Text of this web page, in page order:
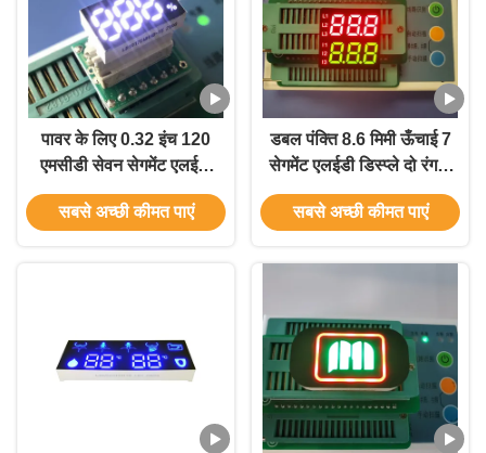
पावर के लिए 0.32 इंच 120
एमसीडी सेवन सेगमेंट एलईडी
डिस्प्ले आरओएचएस:
सबसे अच्छी कीमत पाएं
डबल पंक्ति 8.6 मिमी ऊँचाई 7
सेगमेंट एलईडी डिस्प्ले दो रंग 3
अंक
सबसे अच्छी कीमत पाएं